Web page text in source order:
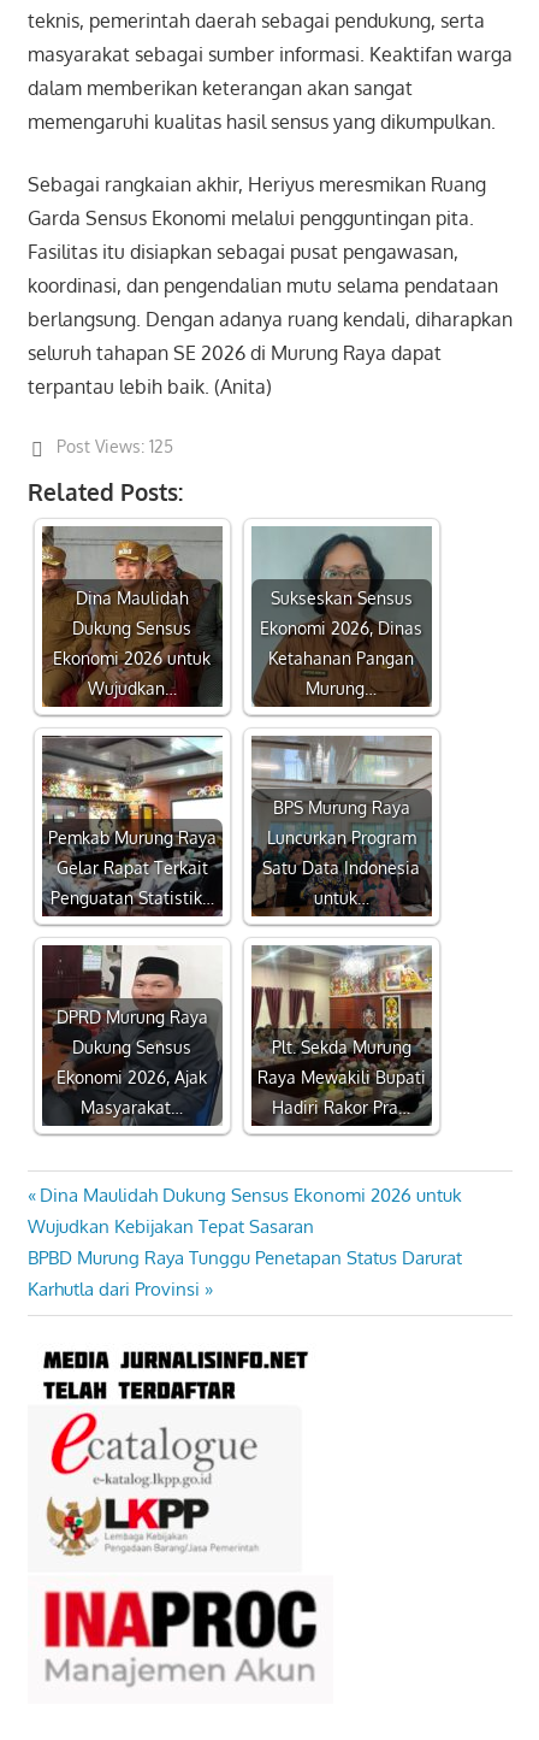
teknis, pemerintah daerah sebagai pendukung, serta
masyarakat sebagai sumber informasi. Keaktifan warga
dalam memberikan keterangan akan sangat
memengaruhi kualitas hasil sensus yang dikumpulkan.
Sebagai rangkaian akhir, Heriyus meresmikan Ruang
Garda Sensus Ekonomi melalui pengguntingan pita.
Fasilitas itu disiapkan sebagai pusat pengawasan,
koordinasi, dan pengendalian mutu selama pendataan
berlangsung. Dengan adanya ruang kendali, diharapkan
seluruh tahapan SE 2026 di Murung Raya dapat
terpantau lebih baik. (Anita)
Post Views: 125
Related Posts:
Dina Maulidah
Dukung Sensus
Ekonomi 2026 untuk
Wujudkan…
Sukseskan Sensus
Ekonomi 2026, Dinas
Ketahanan Pangan
Murung…
Pemkab Murung Raya
Gelar Rapat Terkait
Penguatan Statistik…
BPS Murung Raya
Luncurkan Program
Satu Data Indonesia
untuk…
DPRD Murung Raya
Dukung Sensus
Ekonomi 2026, Ajak
Masyarakat…
Plt. Sekda Murung
Raya Mewakili Bupati
Hadiri Rakor Pra…
Navigasi
pos
Previous
Post:
Dina Maulidah Dukung Sensus Ekonomi 2026 untuk
Wujudkan Kebijakan Tepat Sasaran
Next
Post:
BPBD Murung Raya Tunggu Penetapan Status Darurat
Karhutla dari Provinsi